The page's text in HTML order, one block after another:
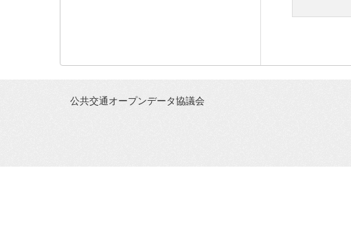
公共交通オープンデータ協議会